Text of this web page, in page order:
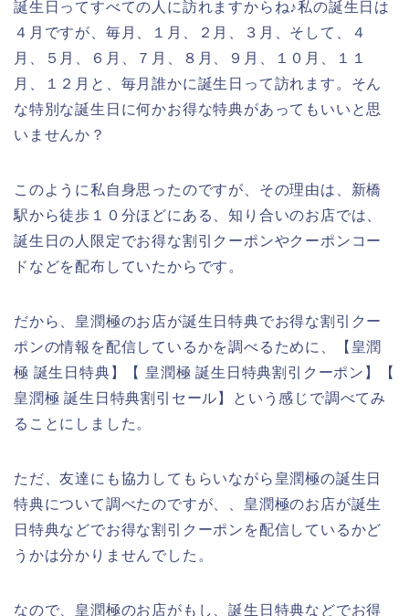
誕生日ってすべての人に訪れますからね♪私の誕生日は
４月ですが、毎月、１月、２月、３月、そして、４
月、５月、６月、７月、８月、９月、１０月、１１
月、１２月と、毎月誰かに誕生日って訪れます。そん
な特別な誕生日に何かお得な特典があってもいいと思
いませんか？
このように私自身思ったのですが、その理由は、新橋
駅から徒歩１０分ほどにある、知り合いのお店では、
誕生日の人限定でお得な割引クーポンやクーポンコー
ドなどを配布していたからです。
だから、皇潤極のお店が誕生日特典でお得な割引クー
ポンの情報を配信しているかを調べるために、【皇潤
極 誕生日特典】【 皇潤極 誕生日特典割引クーポン】【
皇潤極 誕生日特典割引セール】という感じで調べてみ
ることにしました。
ただ、友達にも協力してもらいながら皇潤極の誕生日
特典について調べたのですが、、皇潤極のお店が誕生
日特典などでお得な割引クーポンを配信しているかど
うかは分かりませんでした。
なので、皇潤極のお店がもし、誕生日特典などでお得